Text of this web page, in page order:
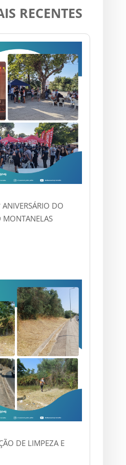
RECENTES
DO
MONTANELAS
DE LIMPEZA E